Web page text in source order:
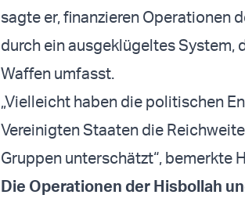
sagte er, finanzieren Operationen
durch ein ausgeklügeltes System,
Waffen umfasst.
„Vielleicht haben die politischen
Vereinigten Staaten die
Gruppen unterschätzt“, bemerkte
Die Operationen der Hisbollah